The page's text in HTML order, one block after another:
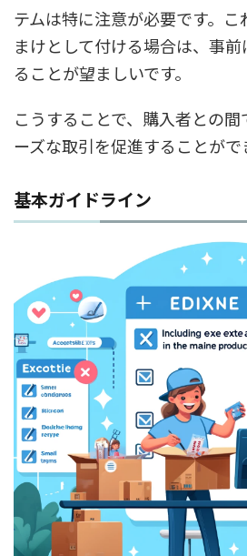
テムは特に注意が必要です。こ
まけとして付ける場合は、事
ることが望ましいです。
こうすることで、購入者との
ーズな取引を促進することがで
基本ガイドライン